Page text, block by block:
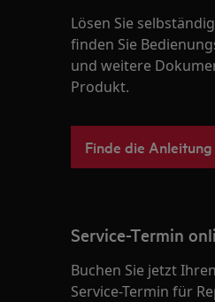
Lösen Sie
finden Sie
und weitere
Produkt.
Finde die Anleitung
Service-Termin
Buchen Sie jetzt
Service-Termin für